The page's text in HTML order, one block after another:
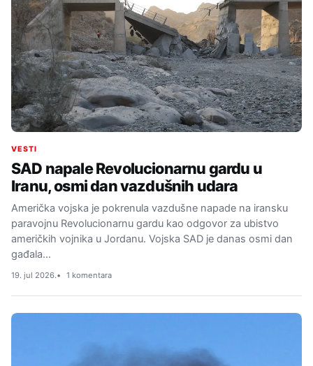
VESTI
SAD napale Revolucionarnu gardu u
Iranu, osmi dan vazdušnih udara
Američka vojska je pokrenula vazdušne napade na iransku
paravojnu Revolucionarnu gardu kao odgovor za ubistvo
američkih vojnika u Jordanu. Vojska SAD je danas osmi dan
gađala…
19. jul 2026. 1 komentara